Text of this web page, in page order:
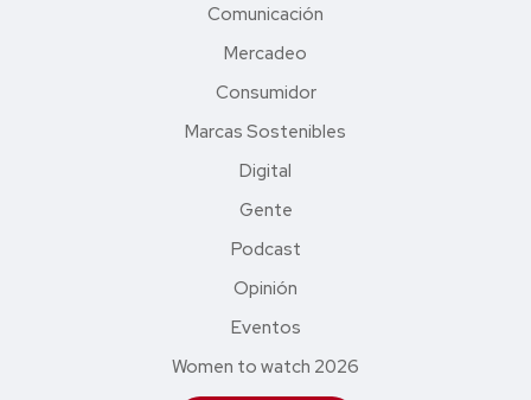
Comunicación
Mercadeo
Consumidor
Marcas Sostenibles
Digital
Gente
Podcast
Opinión
Eventos
Women to watch 2026